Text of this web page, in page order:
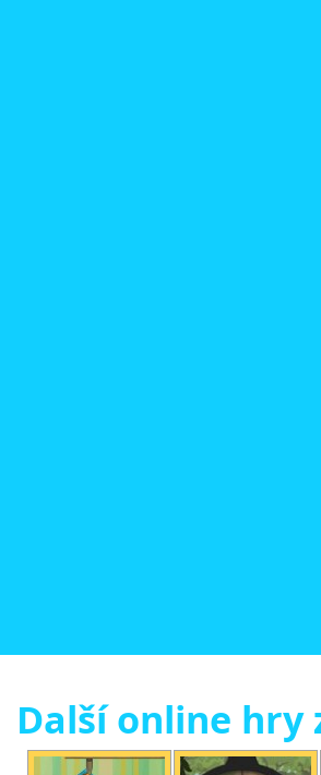
Další online hry